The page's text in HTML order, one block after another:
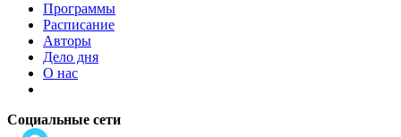
Программы
Расписание
Авторы
Дело дня
О нас
Социальные сети